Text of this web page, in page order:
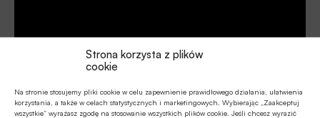
Strona korzysta z plików
cookie
Na stronie stosujemy pliki cookie w celu zapewnienie prawidłowego działania, ułatwienia
korzystania, a także w celach statystycznych i marketingowych. Wybierając „Zaakceptuj
wszystkie” wyrażasz zgodę na stosowanie wszystkich plików cookie. Jeśli chcesz wyrazić